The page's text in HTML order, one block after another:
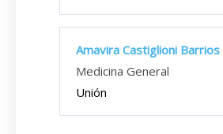
Amavira Castiglioni Barrios
Medicina General
Unión